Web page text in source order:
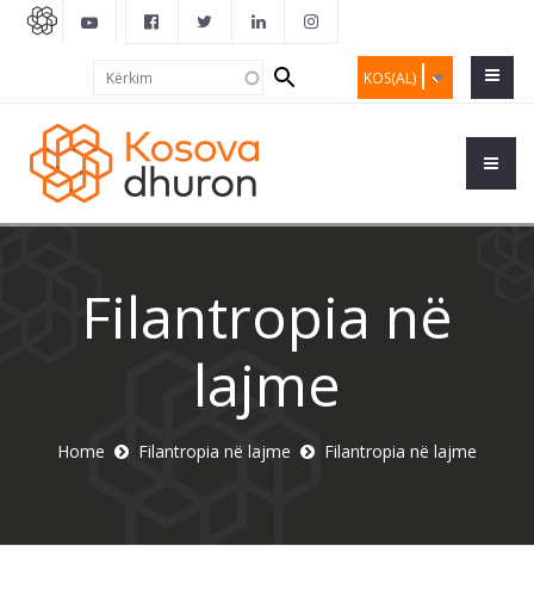
KOS(AL)
Search
form
Filantropia në
lajme
Home Filantropia në lajme Filantropia në lajme